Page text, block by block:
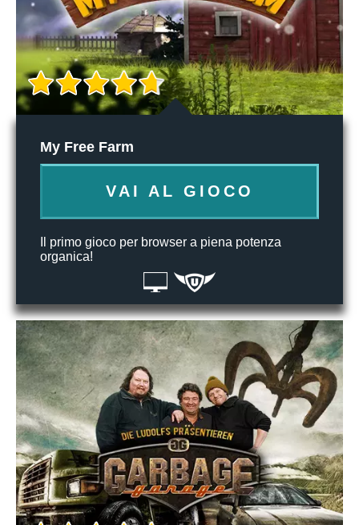
My Free Farm
VAI AL GIOCO
Il primo gioco per browser a piena potenza
organica!